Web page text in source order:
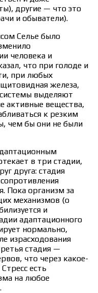
другие — что это
и обыватели).
Селье было
человека и
что при голоде и
при любых
железа,
выделяют
активные вещества,
к резким
чем бы они не были
в три стадии,
друга: стадия
Пока организм за
механизмов (о
и
адаптационного
нормально,
израсходования
стадия —
что через какое-
есть
на любое